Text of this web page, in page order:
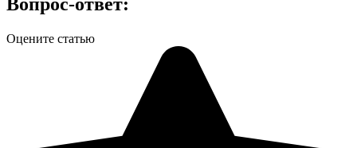
Оцените статью